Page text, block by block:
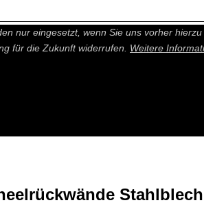
Ihnen ein besseres und individuelleres
nur eingesetzt, wenn Sie uns vorher
für die Zukunft widerrufen. Weitere
Stahlblech